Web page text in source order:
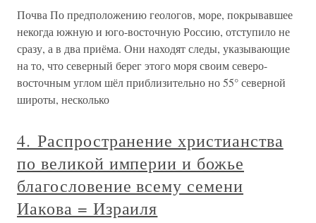
Почва По предположению геологов, море, покрывавшее
некогда южную и юго-восточную Россию, отступило не
сразу, а в два приёма. Они находят следы, указывающие
на то, что северный берег этого моря своим северо-
восточным углом шёл приблизительно но 55° северной
широты, несколько
4. Распространение христианства
по великой империи и божье
благословение всему семени
Иакова = Израиля